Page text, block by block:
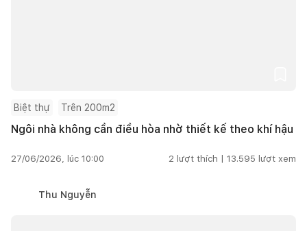
Biệt thự Trên 200m2
Ngôi nhà không cần điều hòa nhờ thiết kế theo khí hậu
27/06/2026, lúc 10:00 2 lượt thích | 13.595 lượt xem
Thu Nguyễn